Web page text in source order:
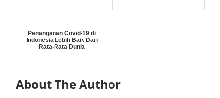
Penanganan Covid-19 di
Indonesia Lebih Baik Dari
Rata-Rata Dunia
About The Author